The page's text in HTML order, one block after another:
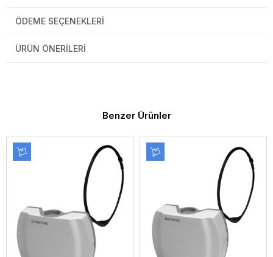
ÖDEME SEÇENEKLERI
ÜRÜN ÖNERILERI
Benzer Ürünler